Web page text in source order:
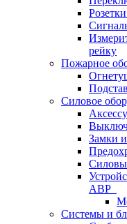
рейку
Пожарное
Силовое
Замки
АВР
Системы и